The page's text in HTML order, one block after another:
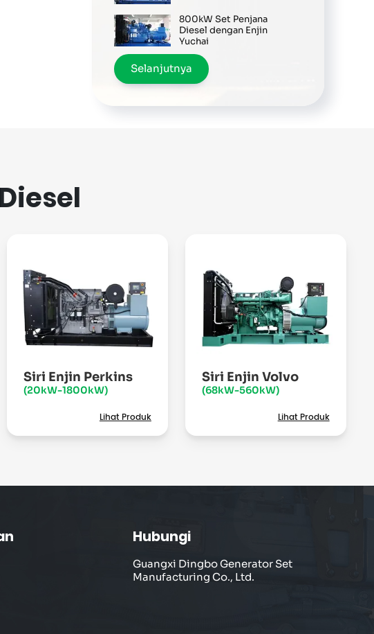
800kW Set Penjana
Diesel dengan Enjin
Yuchai
Selanjutnya
Siri Enjin Perkins
(20kW-1800kW)
Lihat Produk
Siri Enjin Volvo
(68kW-560kW)
Lihat Produk
Hubungi
Guangxi Dingbo Generator Set
Manufacturing Co., Ltd.